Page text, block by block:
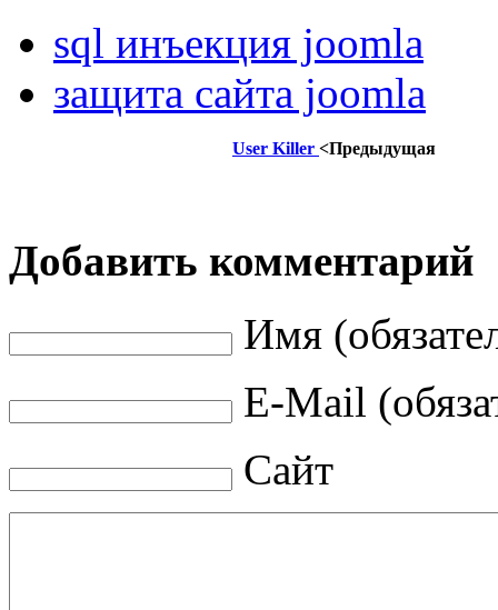
sql инъекция joomla
защита сайта joomla
User Killer <Предыдущая
Добавить комментарий
Имя
E-Mail
Сайт